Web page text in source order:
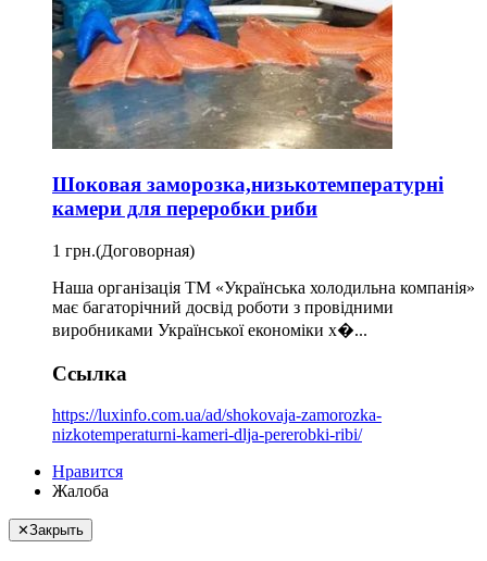
Шоковая заморозка,низькотемпературні
камери для переробки риби
1 грн.(Договорная)
Наша організація ТМ «Українська холодильна компанія»
має багаторічний досвід роботи з провідними
виробниками Української економіки х�...
Ссылка
https://luxinfo.com.ua/ad/shokovaja-zamorozka-
nizkotemperaturni-kameri-dlja-pererobki-ribi/
Нравится
Жалоба
✕Закрыть